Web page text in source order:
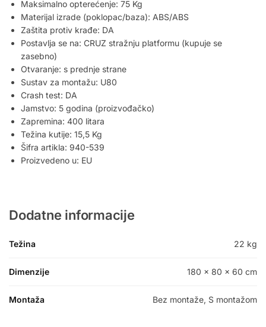
Maksimalno opterećenje: 75 Kg
Materijal izrade (poklopac/baza): ABS/ABS
Zaštita protiv krađe: DA
Postavlja se na: CRUZ stražnju platformu (kupuje se
zasebno)
Otvaranje: s prednje strane
Sustav za montažu: U80
Crash test: DA
Jamstvo: 5 godina (proizvođačko)
Zapremina: 400 litara
Težina kutije: 15,5 Kg
Šifra artikla: 940-539
Proizvedeno u: EU
Dodatne informacije
Težina 22 kg
Dimenzije 180 × 80 × 60 cm
Montaža Bez montaže, S montažom